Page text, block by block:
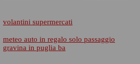
volantini supermercati
meteo auto in regalo solo passaggio
gravina in puglia ba